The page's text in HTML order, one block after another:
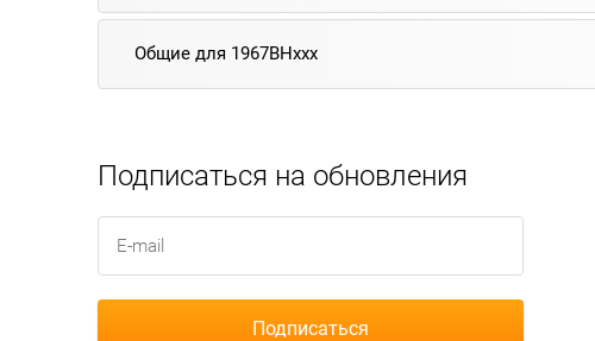
Общие для 1967ВНххх
Подписаться на обновления